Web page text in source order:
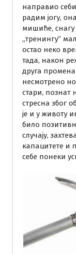
направио
радим јогу,
мишиће, снагу
,,тренингу”
остао неко
тада, након
друга
несмотрено
стари, познат
стресна због
је и у животу
било
случају,
капацитете и
себе понеки